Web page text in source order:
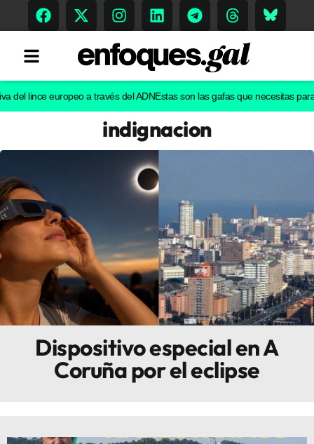
Gastronomía
Escenarios
Sostenibilidad
Innova
europeo a través del ADNEstas son las gafas que necesitas para ver
indignacion
Dispositivo especial en A
Coruña por el eclipse